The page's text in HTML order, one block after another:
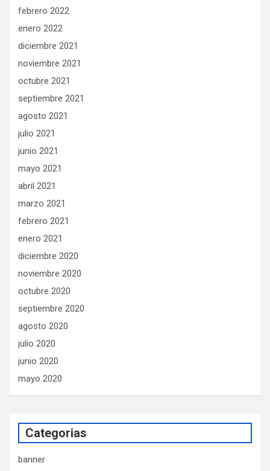
febrero 2022
enero 2022
diciembre 2021
noviembre 2021
octubre 2021
septiembre 2021
agosto 2021
julio 2021
junio 2021
mayo 2021
abril 2021
marzo 2021
febrero 2021
enero 2021
diciembre 2020
noviembre 2020
octubre 2020
septiembre 2020
agosto 2020
julio 2020
junio 2020
mayo 2020
Categorias
banner